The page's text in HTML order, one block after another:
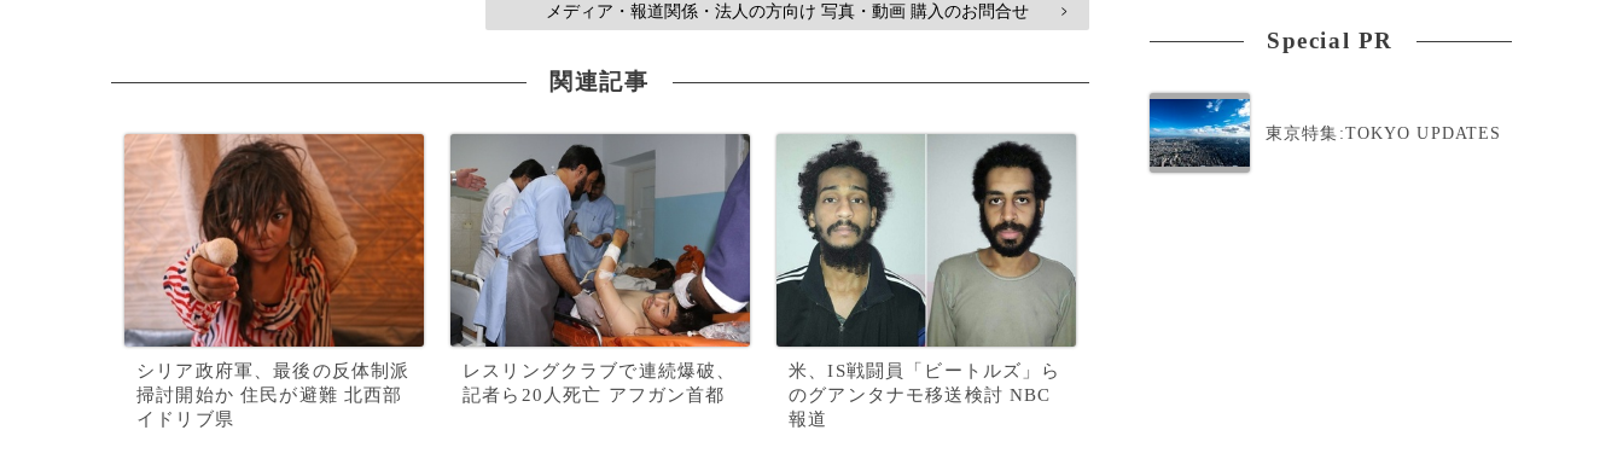
メディア・報道関係・法人の方向け 写真・動画 購入のお問合せ >
関連記事
シリア政府軍、最後の反体制派
掃討開始か 住民が避難 北西部
イドリブ県
レスリングクラブで連続爆破、
記者ら20人死亡 アフガン首都
米、IS戦闘員「ビートルズ」ら
のグアンタナモ移送検討 NBC
報道
Special PR
東京特集:TOKYO UPDATES